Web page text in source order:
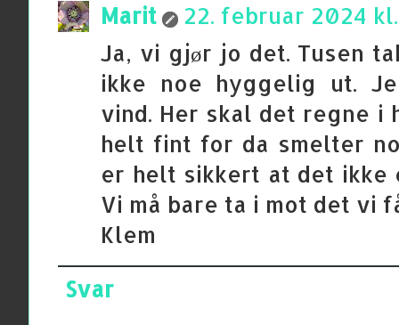
Marit
22. februar 2024
Ja, vi gjør jo det. Tusen
ikke noe hyggelig ut.
vind. Her skal det regne i
helt fint for da smelter
er helt sikkert at det ikke
Vi må bare ta i mot det vi
Klem
Svar